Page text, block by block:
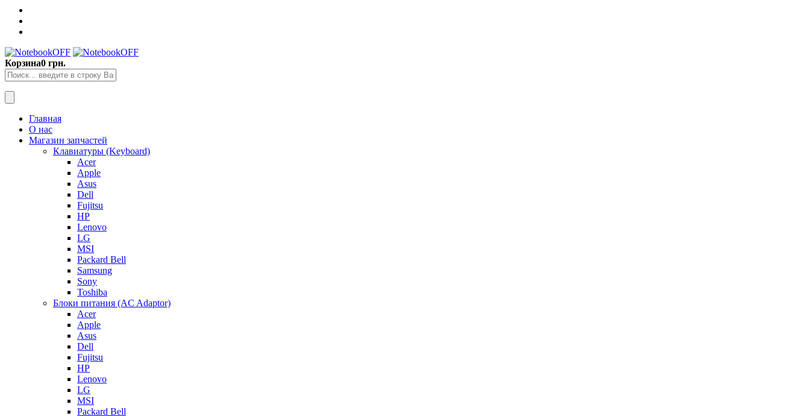
Корзина0 грн.
Главная
О нас
Магазин запчастей
Клавиатуры (Keyboard)
Acer
Apple
Asus
Dell
Fujitsu
HP
Lenovo
LG
MSI
Packard Bell
Samsung
Sony
Toshiba
Блоки питания (AC Adaptor)
Acer
Apple
Asus
Dell
Fujitsu
HP
Lenovo
LG
MSI
Packard Bell